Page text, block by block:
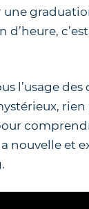
d’heure,
l’usage
rien
nouvelle et